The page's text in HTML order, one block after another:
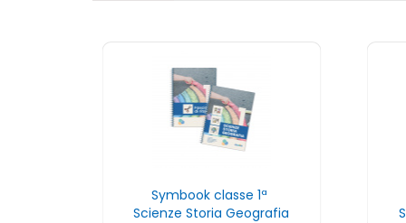
Symbook classe 1ª
Scienze Storia Geografia